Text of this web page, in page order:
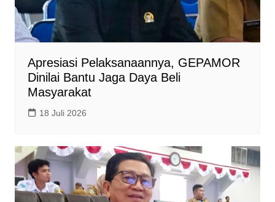
Apresiasi Pelaksanaannya, GEPAMOR
Dinilai Bantu Jaga Daya Beli
Masyarakat
18 Juli 2026